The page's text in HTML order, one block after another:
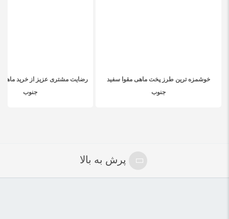
رضایت مشتری عزیز از خرید ماهی
جنوب
خوشمزه ترین طرز پخت ماهی مقوا سفید
جنوب
پرش به بالا